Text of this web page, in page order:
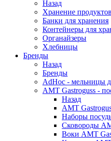
Назад
Хранение продуктов
Банки для хранения
Контейнеры для
Органайзеры
Хлебницы
Бренды
Назад
Бренды
AdHoc - мельницы
AMT Gastroguss -
Назад
AMT
Наборы
Сковороды
Воки AMT